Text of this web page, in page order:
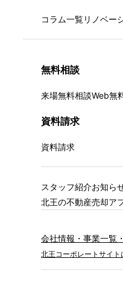
コラム一覧リノベー
無料相談
来場無料相談Web無
資料請求
資料請求
スタッフ紹介お知ら
北王の不動産売却ア
会社情報・事業一覧
北王コーポレートサイ